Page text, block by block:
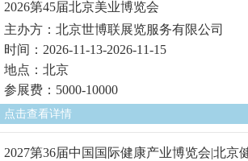
2026第45届北京美业博览会
主办方：北京世博联展览服务有限公司
时间：2026-11-13-2026-11-15
地点：北京
参展费：5000-10000
点击查看详情
2027第36届中国国际健康产业博览会|北京